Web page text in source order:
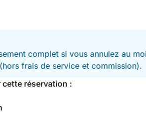
complet si vous annulez au
frais de service et commission).
réservation :